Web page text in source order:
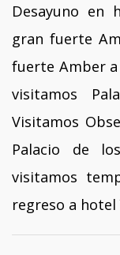
Desayuno en
gran fuerte
fuerte Amber
visitamos
Visitamos
Palacio de
visitamos
regreso a